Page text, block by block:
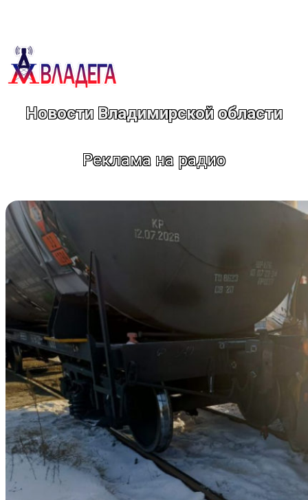
Новости Владимирской области
Реклама на радио